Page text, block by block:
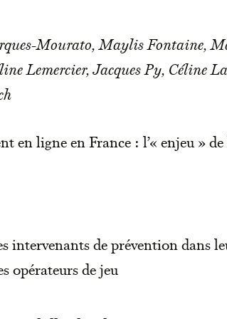
Mourato, Maylis Fontaine,
Lemercier, Jacques Py, Céline
en ligne en France : l’« enjeu »
intervenants de prévention dans
opérateurs de jeu